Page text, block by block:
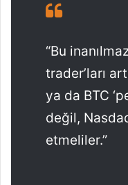
“Bu
trader’ları
ya da BTC
değil,
etmeliler.”